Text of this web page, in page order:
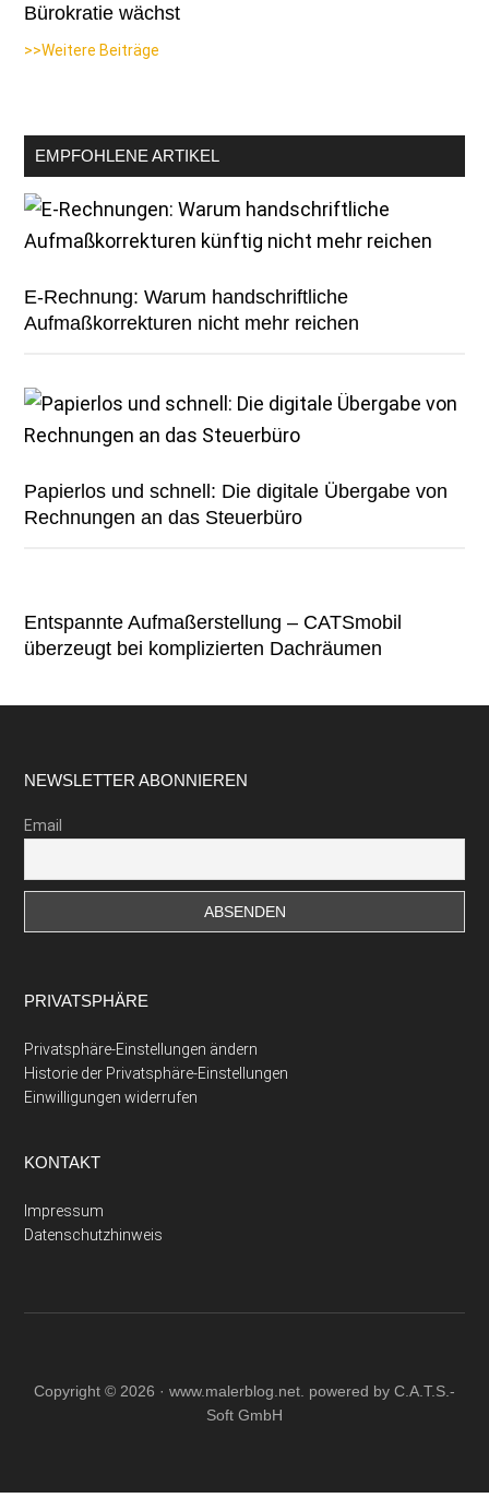
Bürokratie wächst
>>Weitere Beiträge
EMPFOHLENE ARTIKEL
E-Rechnung: Warum handschriftliche
Aufmaßkorrekturen nicht mehr reichen
Papierlos und schnell: Die digitale Übergabe von
Rechnungen an das Steuerbüro
Entspannte Aufmaßerstellung – CATSmobil
überzeugt bei komplizierten Dachräumen
Footer
NEWSLETTER ABONNIEREN
Email
PRIVATSPHÄRE
Privatsphäre-Einstellungen ändern
Historie der Privatsphäre-Einstellungen
Einwilligungen widerrufen
KONTAKT
Impressum
Datenschutzhinweis
Copyright © 2026 · www.malerblog.net . powered by C.A.T.S.-
Soft GmbH